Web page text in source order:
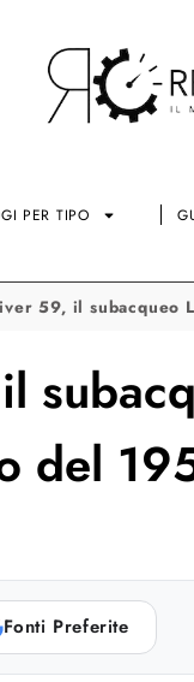
PER TIPO
59, il subacqueo
del
Fonti Preferite